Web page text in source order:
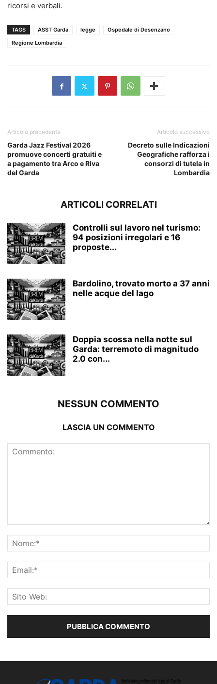
ricorsi e verbali.
TAGS ASST Garda legge
Ospedale di Desenzano
Regione Lombardia
Articolo precedente
Garda Jazz Festival 2026
promuove concerti gratuiti e
a pagamento tra Arco e Riva
del Garda
Articolo successivo
Decreto sulle Indicazioni
Geografiche rafforza i
consorzi di tutela in
Lombardia
ARTICOLI CORRELATI
Controlli sul lavoro nel turismo:
94 posizioni irregolari e 16
proposte...
Bardolino, trovato morto a 37 anni
nelle acque del lago
Doppia scossa nella notte sul
Garda: terremoto di magnitudo
2.0 con...
NESSUN COMMENTO
LASCIA UN COMMENTO